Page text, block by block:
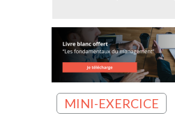
MINI-EXERCICE